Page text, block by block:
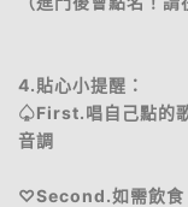
4.貼心小提醒：
♤First.唱自己點的
音調
♡Second.如需飲食